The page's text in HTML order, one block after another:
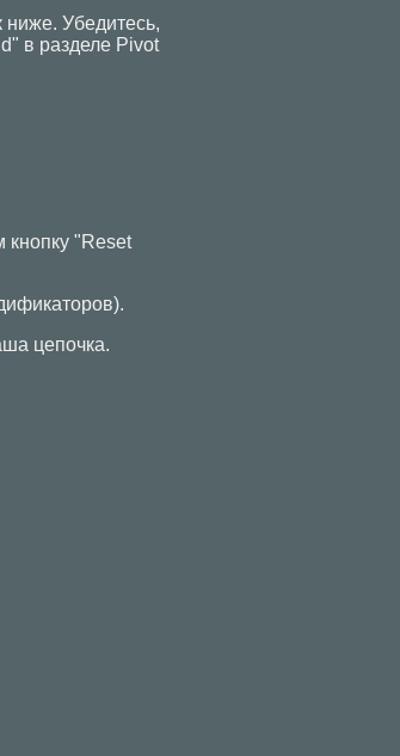
ниже. Убедитесь,
в разделе Pivot
"Reset
цепочка.